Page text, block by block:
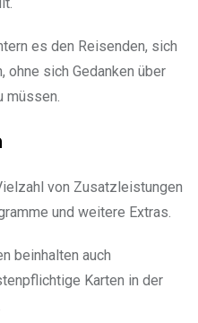
es den Reisenden, sich
ohne sich Gedanken über
müssen.
von Zusatzleistungen
und weitere Extras.
beinhalten auch
Karten in der